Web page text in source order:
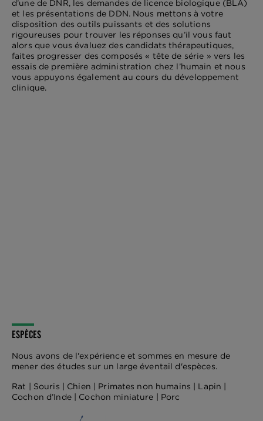
d’une de DNR, les demandes de licence biologique (BLA)
et les présentations de DDN. Nous mettons à votre
disposition des outils puissants et des solutions
rigoureuses pour trouver les réponses qu’il vous faut
alors que vous évaluez des candidats thérapeutiques,
faites progresser des composés « tête de série » vers les
essais de première administration chez l’humain et nous
vous appuyons également au cours du développement
clinique.
ESPÈCES
Nous avons de l'expérience et sommes en mesure de
mener des études sur un large éventail d'espèces.
Rat | Souris | Chien | Primates non humains | Lapin |
Cochon d’Inde | Cochon miniature | Porc